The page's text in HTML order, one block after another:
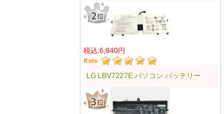
税込:6,840円
LG LBV7227E パソコン バッテリー